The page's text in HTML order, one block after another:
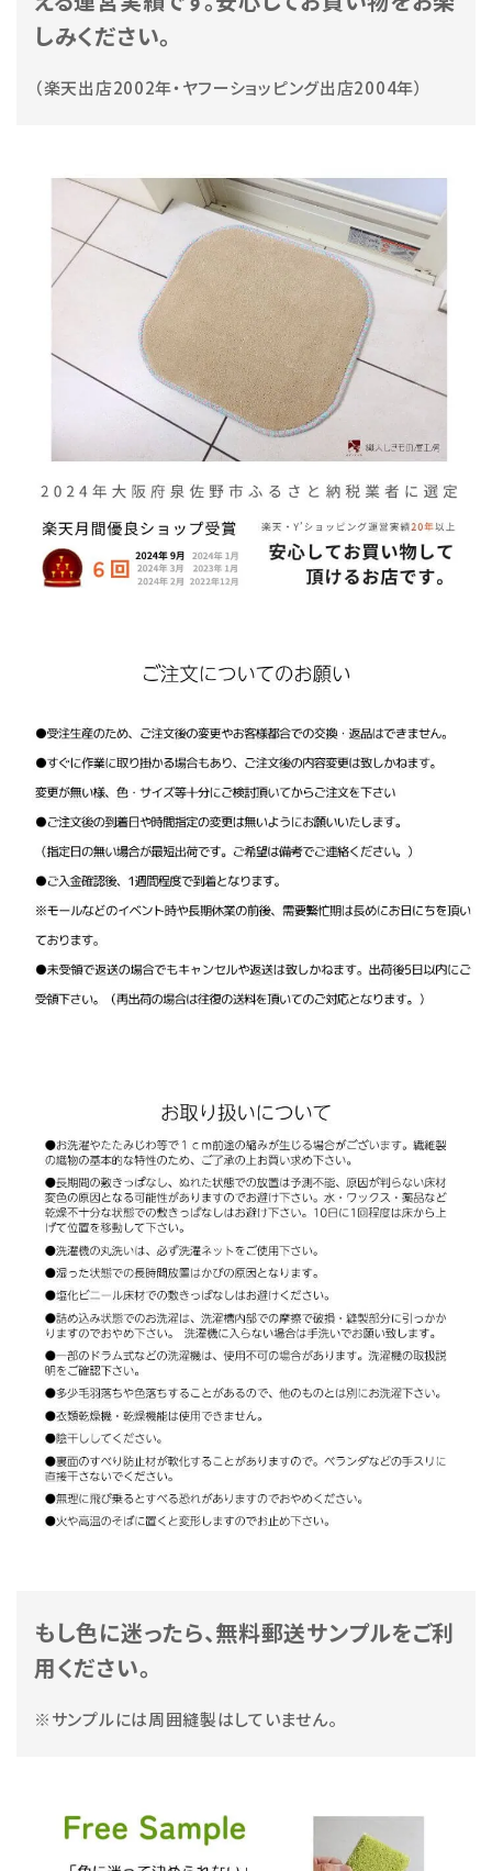
しみください。
（楽天出店2002年・ヤフーショッピング出店2004年）
もし色に迷ったら、無料郵送サンプルをご利
用ください。
※サンプルには周囲縫製はしていません。